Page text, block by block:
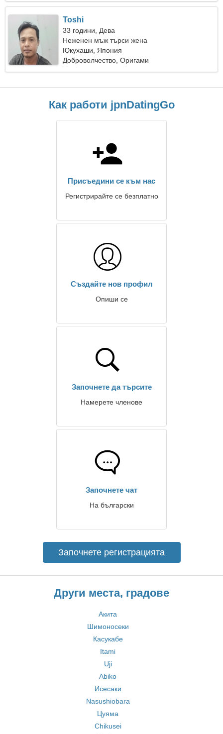
Toshi
33 години, Дева
Неженен мъж търси жена
Юкухаши, Япония
Доброволчество, Оригами
Как работи jpnDatingGo
Присъедини се към нас
Регистрирайте се безплатно
Създайте нов профил
Опиши се
Започнете да търсите
Намерете членове
Започнете чат
На български
Започнете регистрацията
Други места, градове
Акита
Шимоносеки
Касукабе
Itami
Uji
Abiko
Исесаки
Nasushiobara
Цуяма
Chikusei